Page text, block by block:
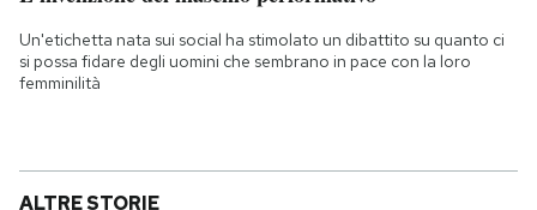
Un'etichetta nata sui social ha stimolato un dibattito su quanto ci
si possa fidare degli uomini che sembrano in pace con la loro
femminilità
ALTRE STORIE